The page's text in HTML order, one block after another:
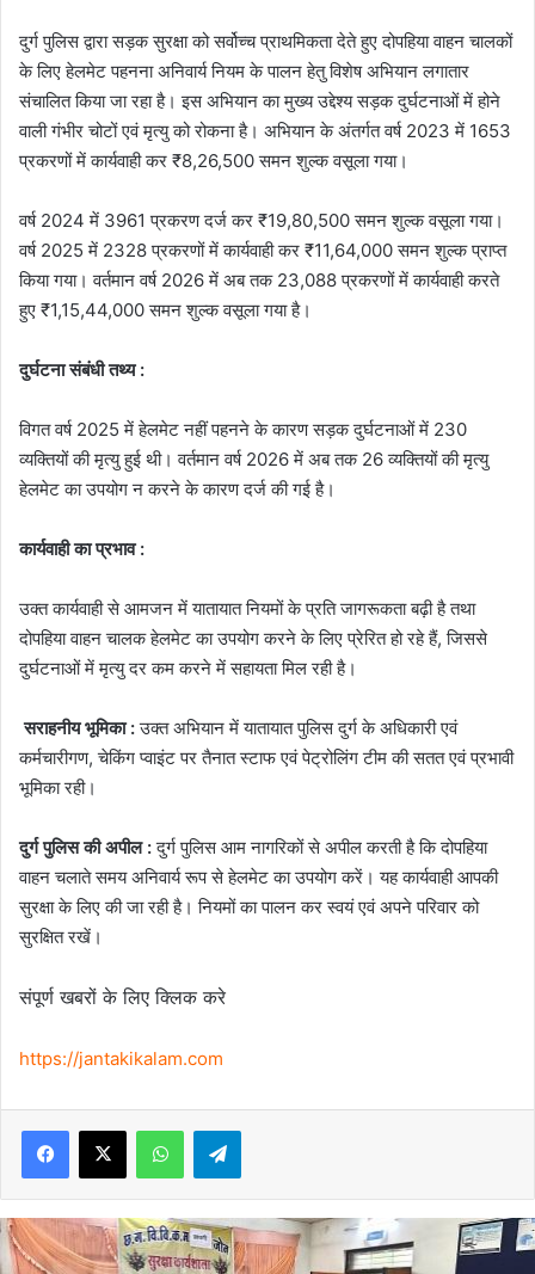
दुर्ग पुलिस द्वारा सड़क सुरक्षा को सर्वोच्च प्राथमिकता देते हुए दोपहिया वाहन चालकों
के लिए हेलमेट पहनना अनिवार्य नियम के पालन हेतु विशेष अभियान लगातार
संचालित किया जा रहा है। इस अभियान का मुख्य उद्देश्य सड़क दुर्घटनाओं में होने
वाली गंभीर चोटों एवं मृत्यु को रोकना है। अभियान के अंतर्गत वर्ष 2023 में 1653
प्रकरणों में कार्यवाही कर ₹8,26,500 समन शुल्क वसूला गया।
वर्ष 2024 में 3961 प्रकरण दर्ज कर ₹19,80,500 समन शुल्क वसूला गया।
वर्ष 2025 में 2328 प्रकरणों में कार्यवाही कर ₹11,64,000 समन शुल्क प्राप्त
किया गया। वर्तमान वर्ष 2026 में अब तक 23,088 प्रकरणों में कार्यवाही करते
हुए ₹1,15,44,000 समन शुल्क वसूला गया है।
दुर्घटना संबंधी तथ्य :
विगत वर्ष 2025 में हेलमेट नहीं पहनने के कारण सड़क दुर्घटनाओं में 230
व्यक्तियों की मृत्यु हुई थी। वर्तमान वर्ष 2026 में अब तक 26 व्यक्तियों की मृत्यु
हेलमेट का उपयोग न करने के कारण दर्ज की गई है।
कार्यवाही का प्रभाव :
उक्त कार्यवाही से आमजन में यातायात नियमों के प्रति जागरूकता बढ़ी है तथा
दोपहिया वाहन चालक हेलमेट का उपयोग करने के लिए प्रेरित हो रहे हैं, जिससे
दुर्घटनाओं में मृत्यु दर कम करने में सहायता मिल रही है।
सराहनीय भूमिका :उक्त अभियान में यातायात पुलिस दुर्ग के अधिकारी एवं
कर्मचारीगण, चेकिंग प्वाइंट पर तैनात स्टाफ एवं पेट्रोलिंग टीम की सतत एवं प्रभावी
भूमिका रही।
दुर्ग पुलिस की अपील :दुर्ग पुलिस आम नागरिकों से अपील करती है कि दोपहिया
वाहन चलाते समय अनिवार्य रूप से हेलमेट का उपयोग करें। यह कार्यवाही आपकी
सुरक्षा के लिए की जा रही है। नियमों का पालन कर स्वयं एवं अपने परिवार को
सुरक्षित रखें।
संपूर्ण खबरों के लिए क्लिक करे
https://jantakikalam.com
Facebook
X WhatsAppTelegram